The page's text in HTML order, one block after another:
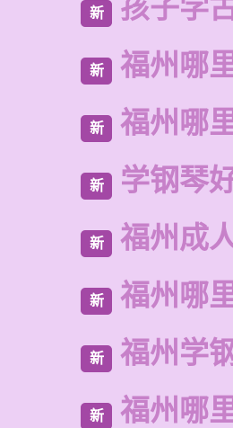
新 孩子学
新 福州哪
新 福州哪
新 学钢琴
新 福州成
新 福州哪
新 福州学
新 福州哪